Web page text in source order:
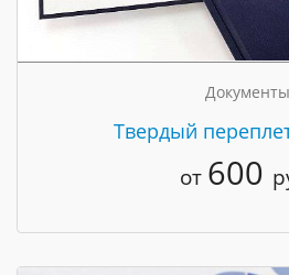
Документы
Твердый
от 600